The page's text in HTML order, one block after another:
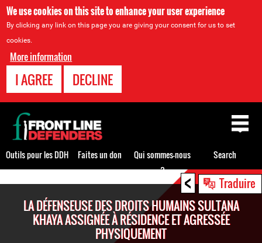
We use cookies on this site to enhance your user experience
By clicking any link on this page you are giving your consent for us to set
cookies.
More information
I AGREE DECLINE
< Traduire
LA DÉFENSEUSE DES DROITS HUMAINS SULTANA
KHAYA ASSIGNÉE À RÉSIDENCE ET AGRESSÉE
PHYSIQUEMENT
Back
to
top
Outils pour les DDH Faites un don
Qui sommes-nous
?
Search